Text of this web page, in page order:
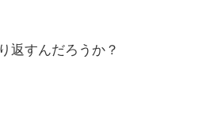
返すんだろうか？